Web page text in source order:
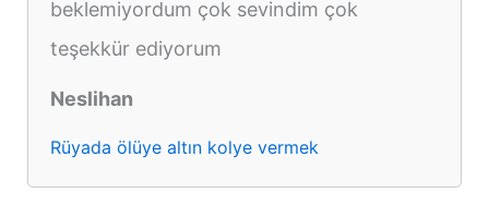
beklemiyordum çok sevindim çok
teşekkür ediyorum
Neslihan
Rüyada ölüye altın kolye vermek